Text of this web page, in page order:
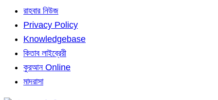
রাহবার নিউজ
Privacy Policy
Knowledgebase
কিতাব লাইব্রেরী
কুরআন Online
মাদরাসা